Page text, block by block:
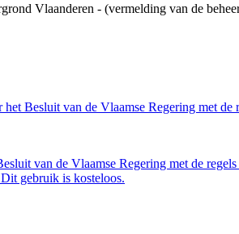
Vlaanderen - (vermelding van de
Besluit van de Vlaamse Regering met de
van de Vlaamse Regering met de
gebruik is kosteloos.